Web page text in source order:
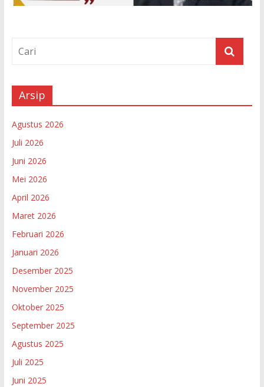
Arsip
Agustus 2026
Juli 2026
Juni 2026
Mei 2026
April 2026
Maret 2026
Februari 2026
Januari 2026
Desember 2025
November 2025
Oktober 2025
September 2025
Agustus 2025
Juli 2025
Juni 2025